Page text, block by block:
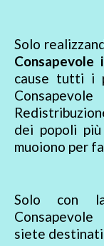
Solo
Consapevole
cause tutti i
dei popoli
muoiono per
Solo con la
siete